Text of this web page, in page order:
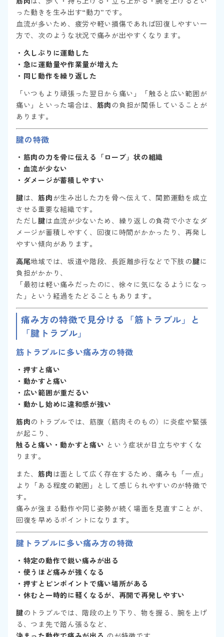
った動きを生み出す“動力”です。
血流が多いため、疲労や軽い損傷であれば回復しやすい一
方で、次のような状況で痛みが出やすくなります。
・久しぶりに運動した
・急に運動量や作業量が増えた
・同じ動作を繰り返した
「いつもより頑張った翌日から痛い」「触ると広い範囲が
痛い」といった場合は、 筋肉 の負担が関係していることが
あります。
腱の特徴
・筋肉の力を骨に伝える「ロープ」状の組織
・血流が少ない
・ダメージが蓄積しやすい
腱は、筋肉が生み出した力を骨へ伝えて、関節運動を成立
させる重要な組織です。
ただし腱は血流が少ないため、繰り返しの負荷で小さなダ
メージが蓄積しやすく、回復に時間がかかったり、再発し
やすい傾向があります。
高尾地域では、坂道や階段、長距離歩行などで下肢の腱に
負担がかかり、
「最初は軽い痛みだったのに、徐々に気になるようになっ
た」という経過をたどることもあります。
痛み方の特徴で見分ける「筋トラブル 」と
「腱トラブル」
筋トラブルに多い痛み方の特徴
・押すと痛い
・動かすと痛い
・広い範囲が重だるい
・動かし始めに違和感が強い
筋肉のトラブルでは、筋腹（筋肉そのもの）に炎症や緊張
が起こり、
触ると痛い・動かすと痛い という症状が目立ちやすくな
ります。
また、筋肉 は面として広く存在するため、痛みも「一点」
より「ある程度の範囲」として感じられやすいのが特徴で
す。
痛みが強まる動作や同じ姿勢が続く場面を見直すことが、
回復を早めるポイントになります。
腱トラブルに多い痛み方の特徴
・特定の動作で鋭い痛みが出る
・使うほど痛みが強くなる
・押すとピンポイントで痛い場所がある
・休むと一時的に軽くなるが、再開で再発しやすい
腱のトラブルでは、階段の上り下り、物を握る、腕を上げ
る、つま先で踏ん張るなど、